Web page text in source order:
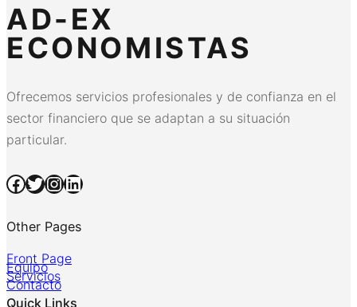
AD-EX
ECONOMISTAS
Ofrecemos servicios profesionales y de confianza en el
sector financiero que se adaptan a su situación
particular.
Facebook Twitter InstagramLinkedIn
Other Pages
Front Page
Equipo
Servicios
Contacto
Quick Links